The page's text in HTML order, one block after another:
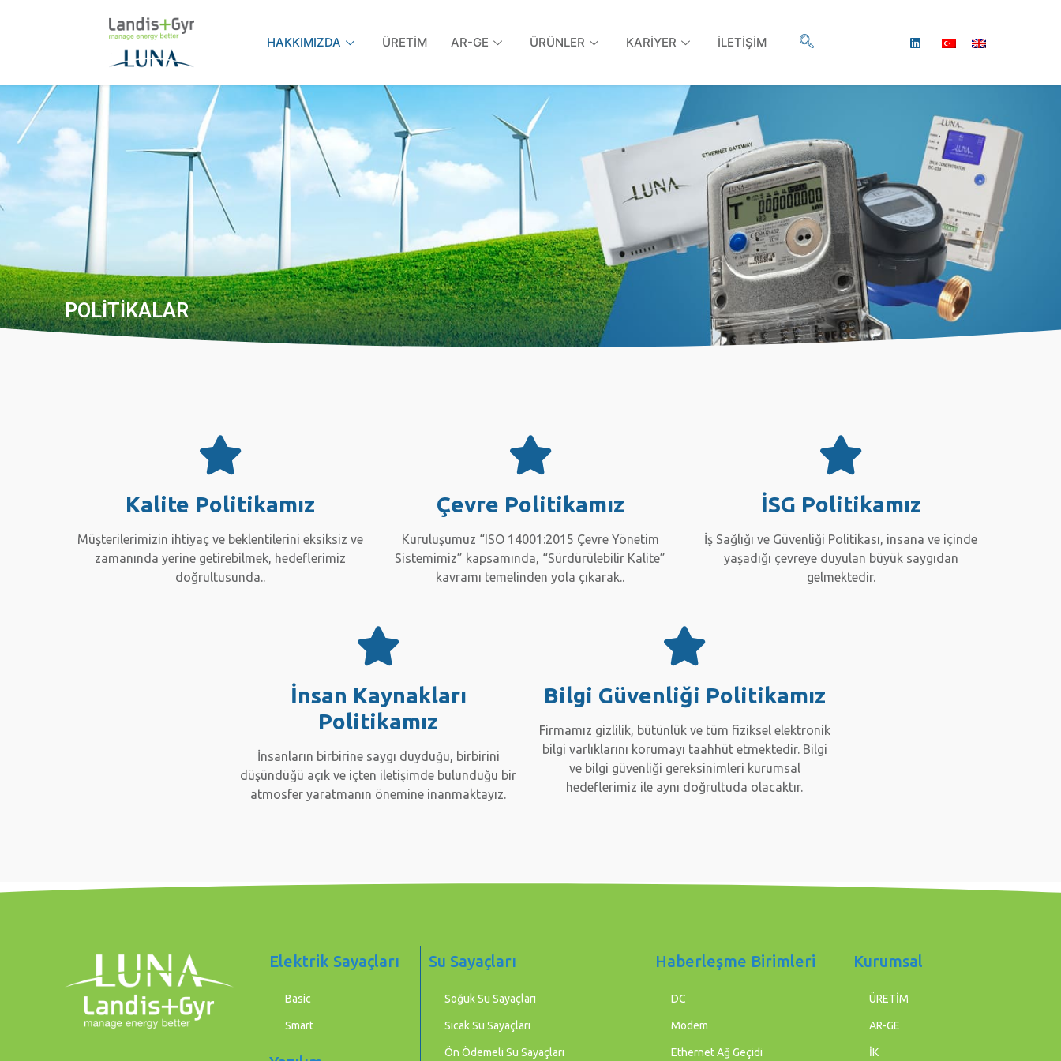
HAKKIMIZDA ÜRETİM AR-GE ÜRÜNLER KARİYER İLETİŞİM
POLITIKALAR
Kalite Politikamız
Müşterilerimizin ihtiyaç ve beklentilerini eksiksiz ve
zamanında yerine getirebilmek, hedeflerimiz
doğrultusunda..
Çevre Politikamız
Kuruluşumuz “ISO 14001:2015 Çevre Yönetim
Sistemimiz” kapsamında, “Sürdürülebilir Kalite”
kavramı temelinden yola çıkarak..
İSG Politikamız
İş Sağlığı ve Güvenliği Politikası, insana ve içinde
yaşadığı çevreye duyulan büyük saygıdan
gelmektedir.
İnsan Kaynakları
Politikamız
İnsanların birbirine saygı duyduğu, birbirini
düşündüğü açık ve içten iletişimde bulunduğu bir
atmosfer yaratmanın önemine inanmaktayız.
Bilgi Güvenliği Politikamız
Firmamız gizlilik, bütünlük ve tüm fiziksel elektronik
bilgi varlıklarını korumayı taahhüt etmektedir. Bilgi
ve bilgi güvenliği gereksinimleri kurumsal
hedeflerimiz ile aynı doğrultuda olacaktır.
Elektrik Sayaçları
Basic
Smart
Su Sayaçları
Soğuk Su Sayaçları
Sıcak Su Sayaçları
Ön Ödemeli Su Sayaçları
Haberleşme Birimleri
DC
Modem
Ethernet Ağ Geçidi
Kurumsal
ÜRETİM
AR-GE
İK